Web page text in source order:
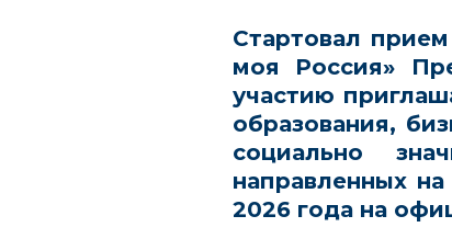
Стартовал
моя Россия»
участию
образования,
социально
направленных
2026 года на